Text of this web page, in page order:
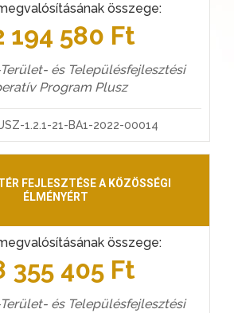
összege:
194 580 Ft
Terület- és Településfejlesztési
Program Plusz
1.2.1-21-BA1-2022-00014
FEJLESZTÉSE A KÖZÖSSÉGI
ÉLMÉNYÉRT
összege:
355 405 Ft
Terület- és Településfejlesztési